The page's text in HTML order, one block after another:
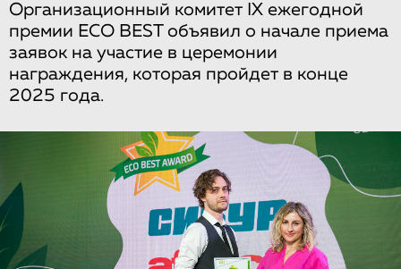
Организационный комитет IX ежегодной
премии ECO BEST объявил о начале приема
заявок на участие в церемонии
награждения, которая пройдет в конце
2025 года.